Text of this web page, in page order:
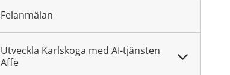
Felanmälan
Utveckla Karlskoga med AI-tjänsten
Affe